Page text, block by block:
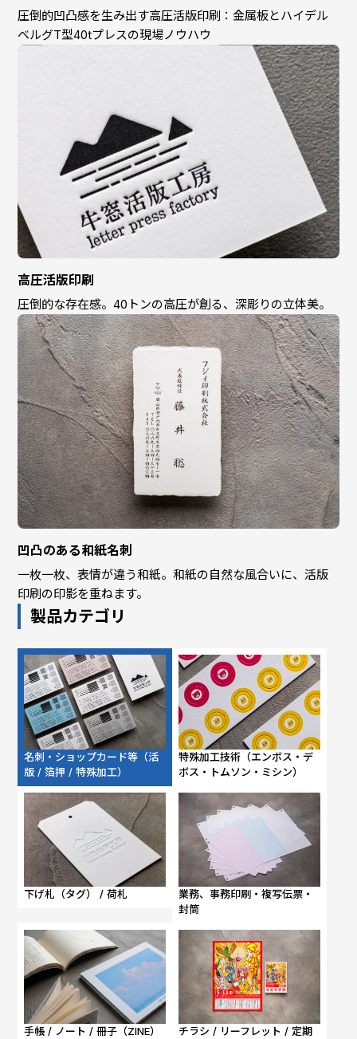
製品カテゴリ
名刺・ショップカード等（活
版 / 箔押 / 特殊加工）
特殊加工技術（エンボス・デ
ボス・トムソン・ミシン）
下げ札（タグ） / 荷札
業務、事務印刷・複写伝票・
封筒
手帳 / ノート / 冊子（ZINE）
チラシ / リーフレット / 定期
圧倒的凹凸感を生み出す高圧活版印刷：金属板とハイデル
ベルグT型40tプレスの現場ノウハウ
高圧活版印刷
圧倒的な存在感。40トンの高圧が創る、深彫りの立体美。
凹凸のある和紙名刺
一枚一枚、表情が違う和紙。和紙の自然な風合いに、活版
印刷の印影を重ねます。